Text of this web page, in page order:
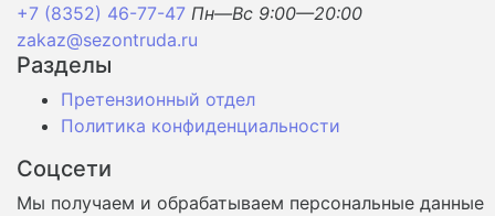
+7 (8352) 46-77-47 Пн—Вс 9:00—20:00
zakaz@sezontruda.ru
Разделы
Претензионный отдел
Политика конфиденциальности
Соцсети
Мы получаем и обрабатываем персональные данные